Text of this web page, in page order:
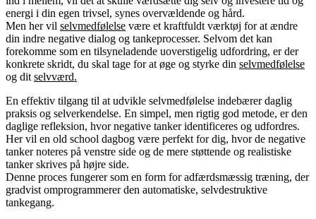
energi i din egen trivsel, synes overvældende og hård.
Men her vil selvmedfølelse være et kraftfuldt værktøj for at ændre
din indre negative dialog og tankeprocesser. Selvom det kan
forekomme som en tilsyneladende uoverstigelig udfordring, er der
konkrete skridt, du skal tage for at øge og styrke din selvmedfølelse
og dit selvværd.
En effektiv tilgang til at udvikle selvmedfølelse indebærer daglig
praksis og selverkendelse. En simpel, men rigtig god metode, er den
daglige refleksion, hvor negative tanker identificeres og udfordres.
Her vil en old school dagbog være perfekt for dig, hvor de negative
tanker noteres på venstre side og de mere støttende og realistiske
tanker skrives på højre side.
Denne proces fungerer som en form for adfærdsmæssig træning, der
gradvist omprogrammerer den automatiske, selvdestruktive
tankegang.